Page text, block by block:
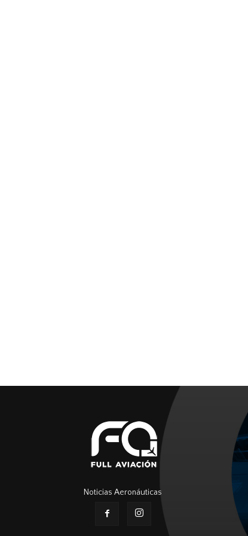
Noticias Aeronáuticas